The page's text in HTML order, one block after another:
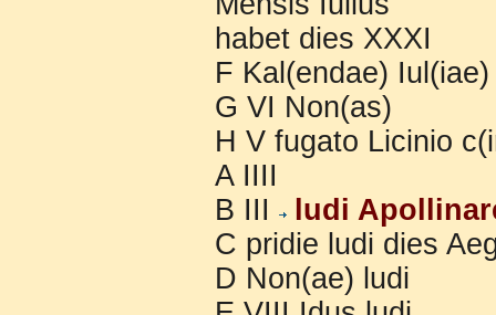
habet dies XXXI
F Kal(endae)
G VI Non(as)
H V fugato Licinio
A IIII
B III
ludi
C pridie ludi dies
D Non(ae) ludi